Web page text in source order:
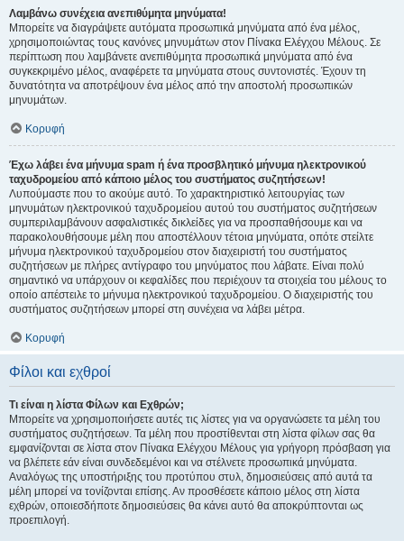
Λαμβάνω συνέχεια ανεπιθύμητα μηνύματα!
Μπορείτε να διαγράψετε αυτόματα προσωπικά μηνύματα από ένα μέλος,
χρησιμοποιώντας τους κανόνες μηνυμάτων στον Πίνακα Ελέγχου Μέλους. Σε
περίπτωση που λαμβάνετε ανεπιθύμητα προσωπικά μηνύματα από ένα
συγκεκριμένο μέλος, αναφέρετε τα μηνύματα στους συντονιστές. Έχουν τη
δυνατότητα να αποτρέψουν ένα μέλος από την αποστολή προσωπικών
μηνυμάτων.
Κορυφή
Έχω λάβει ένα μήνυμα spam ή ένα προσβλητικό μήνυμα ηλεκτρονικού
ταχυδρομείου από κάποιο μέλος του συστήματος συζητήσεων!
Λυπούμαστε που το ακούμε αυτό. Το χαρακτηριστικό λειτουργίας των
μηνυμάτων ηλεκτρονικού ταχυδρομείου αυτού του συστήματος συζητήσεων
συμπεριλαμβάνουν ασφαλιστικές δικλείδες για να προσπαθήσουμε και να
παρακολουθήσουμε μέλη που αποστέλλουν τέτοια μηνύματα, οπότε στείλτε
μήνυμα ηλεκτρονικού ταχυδρομείου στον διαχειριστή του συστήματος
συζητήσεων με πλήρες αντίγραφο του μηνύματος που λάβατε. Είναι πολύ
σημαντικό να υπάρχουν οι κεφαλίδες που περιέχουν τα στοιχεία του μέλους το
οποίο απέστειλε το μήνυμα ηλεκτρονικού ταχυδρομείου. Ο διαχειριστής του
συστήματος συζητήσεων μπορεί στη συνέχεια να λάβει μέτρα.
Κορυφή
Φίλοι και εχθροί
Τι είναι η λίστα Φίλων και Εχθρών;
Μπορείτε να χρησιμοποιήσετε αυτές τις λίστες για να οργανώσετε τα μέλη του
συστήματος συζητήσεων. Τα μέλη που προστίθενται στη λίστα φίλων σας θα
εμφανίζονται σε λίστα στον Πίνακα Ελέγχου Μέλους για γρήγορη πρόσβαση για
να βλέπετε εάν είναι συνδεδεμένοι και να στέλνετε προσωπικά μηνύματα.
Αναλόγως της υποστήριξης του προτύπου στυλ, δημοσιεύσεις από αυτά τα
μέλη μπορεί να τονίζονται επίσης. Αν προσθέσετε κάποιο μέλος στη λίστα
εχθρών, οποιεσδήποτε δημοσιεύσεις θα κάνει αυτό θα αποκρύπτονται ως
προεπιλογή.